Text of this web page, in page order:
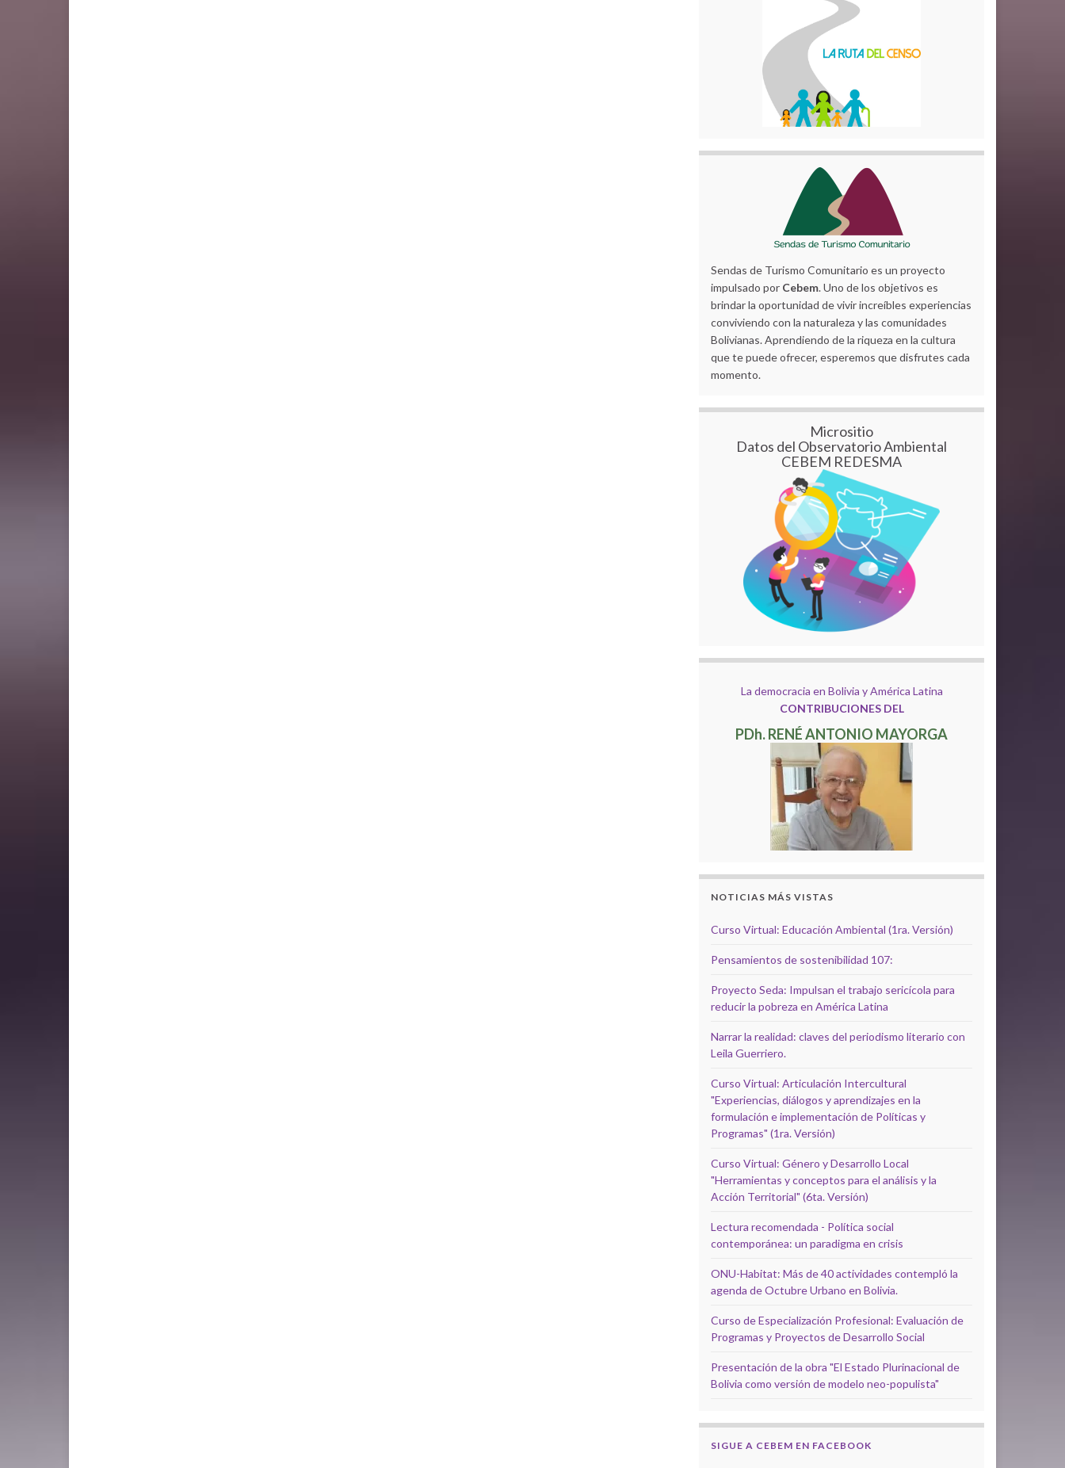
Sendas de Turismo Comunitario es un proyecto
impulsado por Cebem. Uno de los objetivos es
brindar la oportunidad de vivir increíbles experiencias
conviviendo con la naturaleza y las comunidades
Bolivianas. Aprendiendo de la riqueza en la cultura
que te puede ofrecer, esperemos que disfrutes cada
momento.
Micrositio
Datos del Observatorio Ambiental
CEBEM REDESMA
La democracia en Bolivia y América Latina
CONTRIBUCIONES DEL
PDh. RENÉ ANTONIO MAYORGA
NOTICIAS MÁS VISTAS
Curso Virtual: Educación Ambiental (1ra. Versión)
Pensamientos de sostenibilidad 107:
Proyecto Seda: Impulsan el trabajo sericícola para
reducir la pobreza en América Latina
Narrar la realidad: claves del periodismo literario con
Leila Guerriero.
Curso Virtual: Articulación Intercultural
"Experiencias, diálogos y aprendizajes en la
formulación e implementación de Políticas y
Programas" (1ra. Versión)
Curso Virtual: Género y Desarrollo Local
"Herramientas y conceptos para el análisis y la
Acción Territorial" (6ta. Versión)
Lectura recomendada - Política social
contemporánea: un paradigma en crisis
ONU-Habitat: Más de 40 actividades contempló la
agenda de Octubre Urbano en Bolivia.
Curso de Especialización Profesional: Evaluación de
Programas y Proyectos de Desarrollo Social
Presentación de la obra "El Estado Plurinacional de
Bolivia como versión de modelo neo-populista"
SIGUE A CEBEM EN FACEBOOK